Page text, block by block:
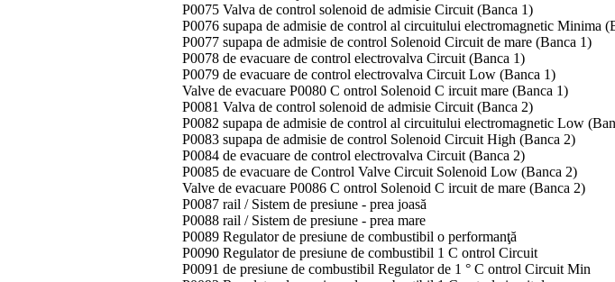
P0075 Valva de control solenoid de admisie Circuit (Banca 1)
P0076 supapa de admisie de control al circuitului electromagnetic Minima
P0077 supapa de admisie de control Solenoid Circuit de mare (Banca 1)
P0078 de evacuare de control electrovalva Circuit (Banca 1)
P0079 de evacuare de control electrovalva Circuit Low (Banca 1)
Valve de evacuare P0080 C ontrol Solenoid C ircuit mare (Banca 1)
P0081 Valva de control solenoid de admisie Circuit (Banca 2)
P0082 supapa de admisie de control al circuitului electromagnetic Low
P0083 supapa de admisie de control Solenoid Circuit High (Banca 2)
P0084 de evacuare de control electrovalva Circuit (Banca 2)
P0085 de evacuare de Control Valve Circuit Solenoid Low (Banca 2)
Valve de evacuare P0086 C ontrol Solenoid C ircuit de mare (Banca 2)
P0087 rail / Sistem de presiune - prea joasă
P0088 rail / Sistem de presiune - prea mare
P0089 Regulator de presiune de combustibil o performanţă
P0090 Regulator de presiune de combustibil 1 C ontrol Circuit
P0091 de presiune de combustibil Regulator de 1 ° C ontrol Circuit Min